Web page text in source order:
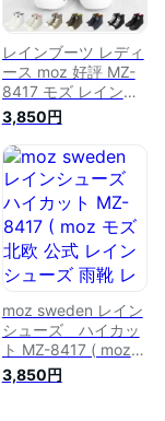
レインブーツ レディ
ース moz 好評 MZ-
8417 モズ レインシ
ューズ スニーカー
おしゃれ 通勤 通学
レインスニーカー 晴
雨兼用 滑りにくい
防水設計 履きやすい
歩きやすい ハイカッ
ト ショートレインブ
ーツ 靴 シューズ 長
靴
3,850円
moz sweden レイン
シューズ ハイカッ
ト MZ-8417 ( moz
モズ 北欧 公式 レイ
ンシューズ 雨靴 レ
3,850円